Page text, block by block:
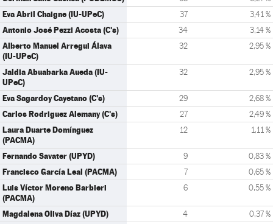
Eva Abril Chaigne (IU-UPeC) 37 3,41 %
Antonio José Pezzi Acosta (C's) 34 3,14 %
Alberto Manuel Arregui Álava
(IU-UPeC)
32 2,95 %
Jaldia Abuabarka Aueda (IU-
UPeC)
32 2,95 %
Eva Sagardoy Cayetano (C's) 29 2,68 %
Carlos Rodriguez Alemany (C's) 27 2,49 %
Laura Duarte Domínguez
(PACMA)
12 1,11 %
Fernando Savater (UPYD) 9 0,83 %
Francisco García Leal (PACMA) 7 0,65 %
Luis Víctor Moreno Barbieri
(PACMA)
6 0,55 %
Magdalena Oliva Díaz (UPYD) 4 0,37 %